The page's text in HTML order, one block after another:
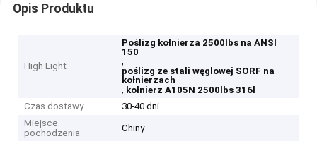
Opis Produktu
High Light
Poślizg kołnierza 2500lbs na ANSI
150
,
poślizg ze stali węglowej SORF na
kołnierzach
, kołnierz A105N 2500lbs 316l
Czas dostawy
30-40 dni
Miejsce
pochodzenia
Chiny